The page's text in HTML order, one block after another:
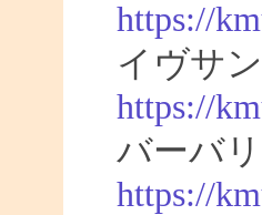
https://
イヴサ
https://
バーバ
https://